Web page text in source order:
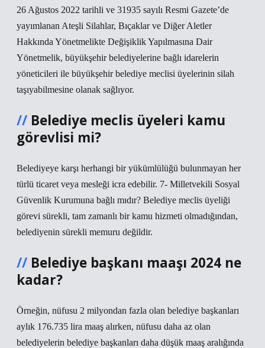
26 Ağustos 2022 tarihli ve 31935 sayılı Resmi Gazete’de
yayımlanan Ateşli Silahlar, Bıçaklar ve Diğer Aletler
Hakkında Yönetmelikte Değişiklik Yapılmasına Dair
Yönetmelik, büyükşehir belediyelerine bağlı idarelerin
yöneticileri ile büyükşehir belediye meclisi üyelerinin silah
taşıyabilmesine olanak sağlıyor.
Belediye meclis üyeleri kamu
görevlisi mi?
Belediyeye karşı herhangi bir yükümlülüğü bulunmayan her
türlü ticaret veya mesleği icra edebilir. 7- Milletvekili Sosyal
Güvenlik Kurumuna bağlı mıdır? Belediye meclis üyeliği
görevi sürekli, tam zamanlı bir kamu hizmeti olmadığından,
belediyenin sürekli memuru değildir.
Belediye başkanı maaşı 2024 ne
kadar?
Örneğin, nüfusu 2 milyondan fazla olan belediye başkanları
aylık 176.735 lira maaş alırken, nüfusu daha az olan
belediyelerin belediye başkanları daha düşük maaş aralığında